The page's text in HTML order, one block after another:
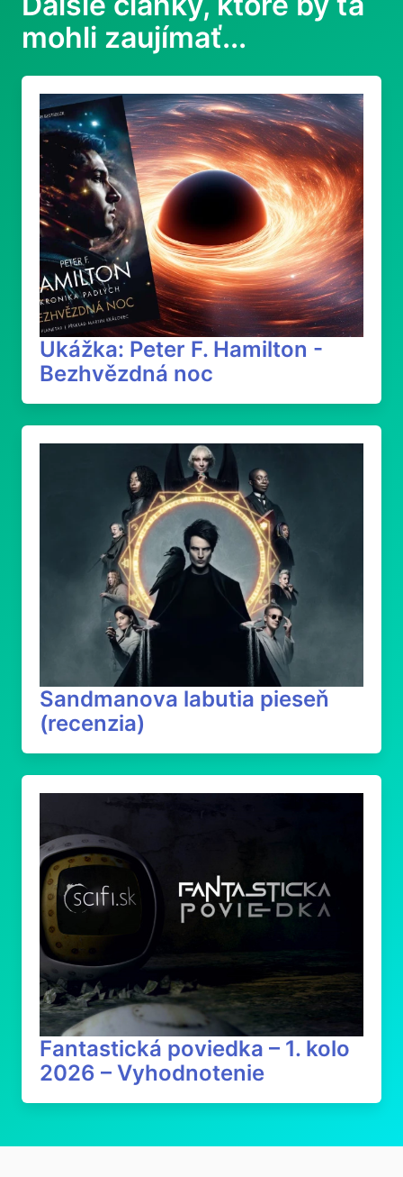
mohli zaujímať...
Ukážka: Peter F. Hamilton -
Bezhvězdná noc
Sandmanova labutia pieseň
(recenzia)
Fantastická poviedka – 1. kolo
2026 – Vyhodnotenie